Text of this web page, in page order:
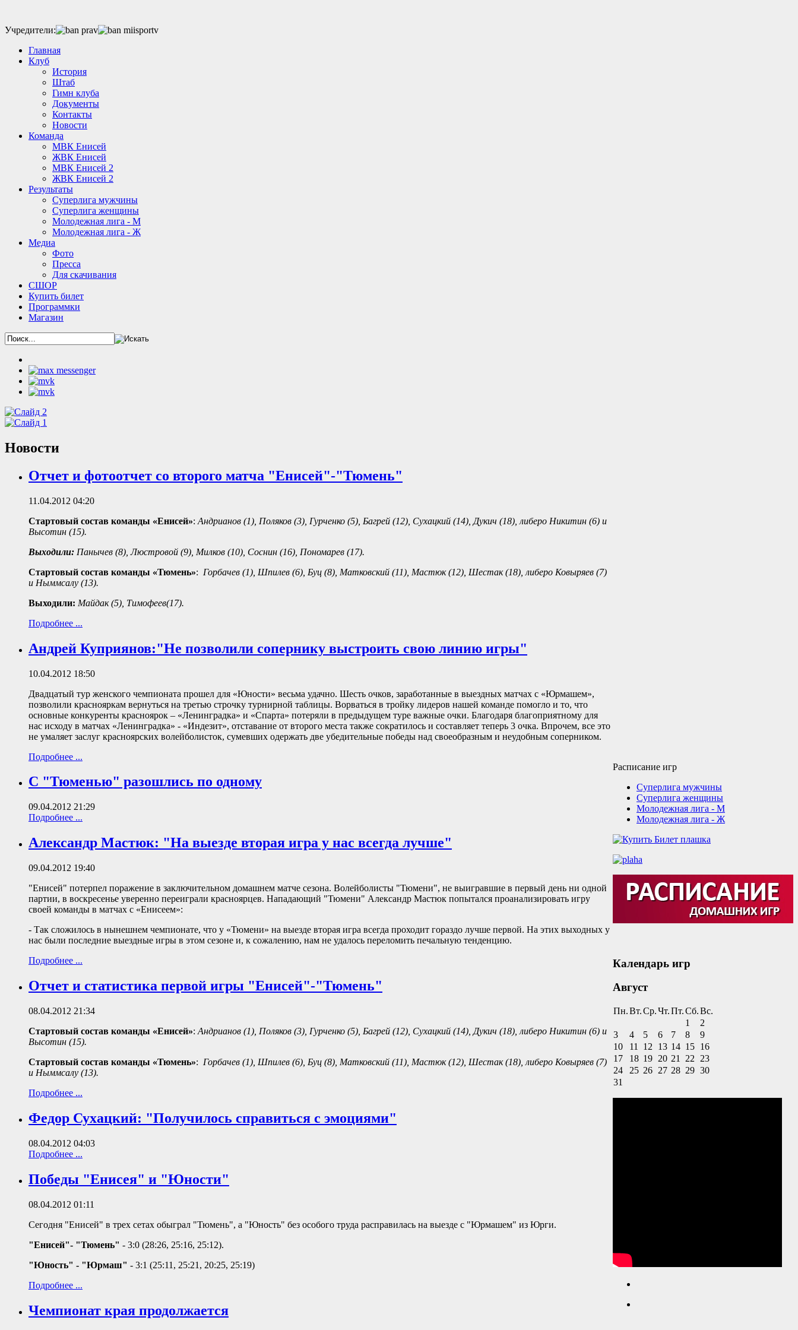
Учредители:
Главная
Клуб
История
Штаб
Гимн клуба
Документы
Контакты
Новости
Команда
МВК Енисей
ЖВК Енисей
МВК Енисей 2
ЖВК Енисей 2
Результаты
Суперлига мужчины
Суперлига женщины
Молодежная лига - М
Молодежная лига - Ж
Медиа
Фото
Пресса
Для скачивания
СШОР
Купить билет
Программки
Магазин
Новости
Отчет и фотоотчет со второго матча "Енисей"-"Тюмень"
11.04.2012 04:20
Стартовый состав команды «Енисей»: Андрианов (1), Поляков (3), Гурченко (5), Багрей (12), Сухацкий (14), Дукич (18), либеро Никитин (6) и
Высотин (15).
Выходили: Панычев (8), Люстровой (9), Милков (10), Соснин (16), Пономарев (17).
Стартовый состав команды «Тюмень»: Горбачев (1), Шпилев (6), Буц (8), Матковский (11), Мастюк (12), Шестак (18), либеро Ковыряев (7)
и Ныммсалу (13).
Выходили: Майдак (5), Тимофеев(17).
Подробнее ...
Андрей Куприянов:"Не позволили сопернику выстроить свою линию игры"
10.04.2012 18:50
Двадцатый тур женского чемпионата прошел для «Юности» весьма удачно. Шесть очков, заработанные в выездных матчах с «Юрмашем»,
позволили краснояркам вернуться на третью строчку турнирной таблицы. Ворваться в тройку лидеров нашей команде помогло и то, что
основные конкуренты красноярок – «Ленинградка» и «Спарта» потеряли в предыдущем туре важные очки. Благодаря благоприятному для
нас исходу в матчах «Ленинградка» - «Индезит», отставание от второго места также сократилось и составляет теперь 3 очка. Впрочем, все это
не умаляет заслуг красноярских волейболисток, сумевших одержать две убедительные победы над своеобразным и неудобным соперником.
Подробнее ...
С "Тюменью" разошлись по одному
09.04.2012 21:29
Подробнее ...
Александр Мастюк: "На выезде вторая игра у нас всегда лучше"
09.04.2012 19:40
"Енисей" потерпел поражение в заключительном домашнем матче сезона. Волейболисты "Тюмени", не выигравшие в первый день ни одной
партии, в воскресенье уверенно переиграли красноярцев. Нападающий "Тюмени" Александр Мастюк попытался проанализировать игру
своей команды в матчах с «Енисеем»:
- Так сложилось в нынешнем чемпионате, что у «Тюмени» на выезде вторая игра всегда проходит гораздо лучше первой. На этих выходных у
нас были последние выездные игры в этом сезоне и, к сожалению, нам не удалось переломить печальную тенденцию.
Подробнее ...
Отчет и статистика первой игры "Енисей"-"Тюмень"
08.04.2012 21:34
Стартовый состав команды «Енисей»: Андрианов (1), Поляков (3), Гурченко (5), Багрей (12), Сухацкий (14), Дукич (18), либеро Никитин (6) и
Высотин (15).
Стартовый состав команды «Тюмень»: Горбачев (1), Шпилев (6), Буц (8), Матковский (11), Мастюк (12), Шестак (18), либеро Ковыряев (7)
и Ныммсалу (13).
Подробнее ...
Федор Сухацкий: "Получилось справиться с эмоциями"
08.04.2012 04:03
Подробнее ...
Победы "Енисея" и "Юности"
08.04.2012 01:11
Сегодня "Енисей" в трех сетах обыграл "Тюмень", а "Юность" без особого труда расправилась на выезде с "Юрмашем" из Юрги.
"Енисей"- "Тюмень" - 3:0 (28:26, 25:16, 25:12).
"Юность" - "Юрмаш" - 3:1 (25:11, 25:21, 20:25, 25:19)
Подробнее ...
Чемпионат края продолжается
Расписание игр
Суперлига мужчины
Суперлига женщины
Молодежная лига - М
Молодежная лига - Ж
Календарь игр
Август
Пн.Вт.Ср.Чт.Пт.Сб.Вс.
1
2
3
4 5 6 7 8
9
10
11 12 13 14 15 16
17
18 19 20 21 22
23
24
25 26 27 28 29 30
31